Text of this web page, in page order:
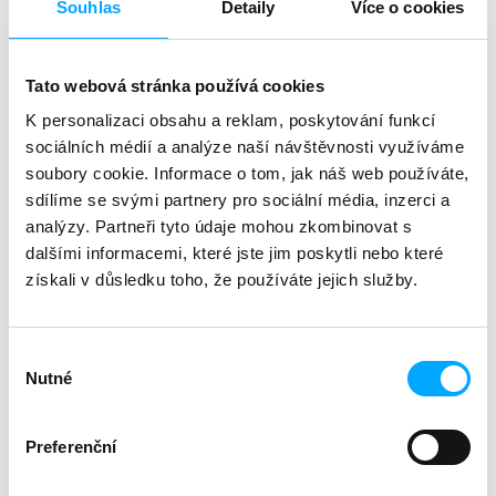
Souhlas Detaily Více o cookies
Tato webová stránka používá cookies
K personalizaci obsahu a reklam, poskytování funkcí
sociálních médií a analýze naší návštěvnosti využíváme
soubory cookie. Informace o tom, jak náš web používáte,
sdílíme se svými partnery pro sociální média, inzerci a
analýzy. Partneři tyto údaje mohou zkombinovat s
dalšími informacemi, které jste jim poskytli nebo které
získali v důsledku toho, že používáte jejich služby.
souhlasu
Nutné
Preferenční
zvíře:
skot
délka:
90 min
téma: gynekologie/porodnictví
Popis Související (6) Diskuze
Záznam webináře (90 min) vč. PDF verze prezentace.
Záznam bude dostupný do 30. 6. 2026.
Přednášející:
doc. MVDr. Josef Illek, DrSc., Dipl. ECBH
diagnostika, terapie a prevence porodní parézy
subklinická hypokalcémie jako predispoziční
e
m
e